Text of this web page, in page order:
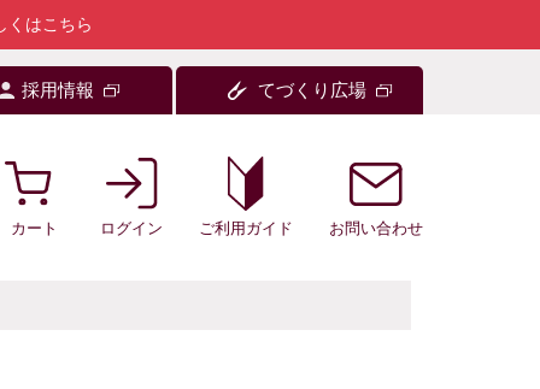
くはこちら
採用情報 てづくり広場
カート ログイン ご利用ガイド お問い合わせ